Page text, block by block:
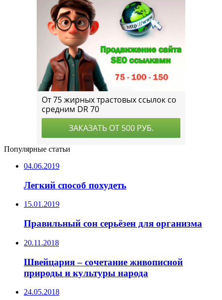
Популярные статьи
04.06.2019
Легкий способ похудеть
15.01.2019
Правильный сон серьёзен для организма
20.11.2018
Швейцария – сочетание живописной
природы и культуры народа
24.05.2018